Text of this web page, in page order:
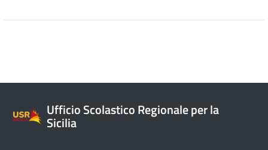
Ufficio Scolastico Regionale per la
Sicilia